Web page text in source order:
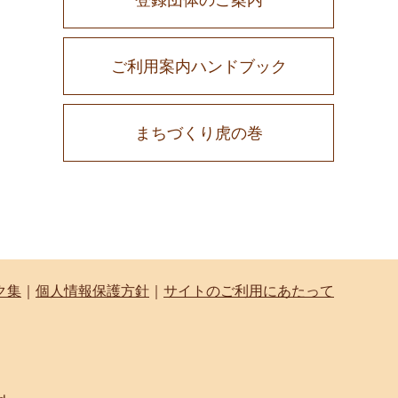
ご利用案内ハンドブック
まちづくり虎の巻
集 ｜ 個人情報保護方針 ｜ サイトのご利用にあたって